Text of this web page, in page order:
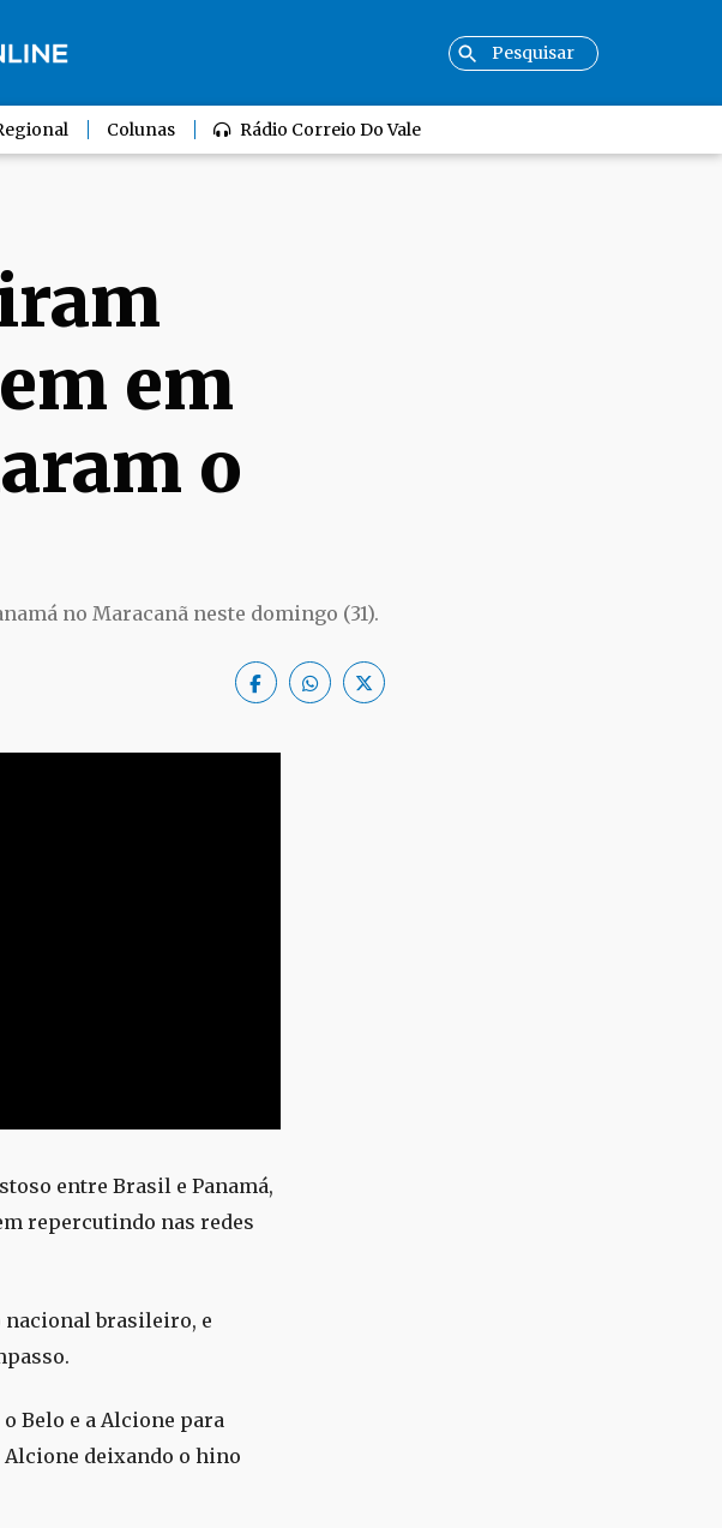
Colunas Rádio Correio Do Vale
em
o
no Maracanã neste domingo (31).
entre Brasil e Panamá,
repercutindo nas redes
nacional brasileiro, e
Belo e a Alcione para
Alcione deixando o hino